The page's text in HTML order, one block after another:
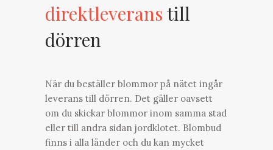
direktleverans till
dörren
När du beställer blommor på nätet ingår
leverans till dörren. Det gäller oavsett
om du skickar blommor inom samma stad
eller till andra sidan jordklotet. Blombud
finns i alla länder och du kan mycket